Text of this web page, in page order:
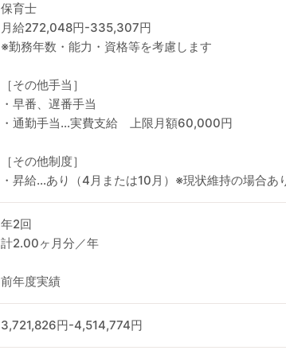
保育士
月給272,048円-335,307円
※勤務年数・能力・資格等を考慮します
［その他手当］
・早番、遅番手当
・通勤手当…実費支給 上限月額60,000円
［その他制度］
・昇給…あり（4月または10月）※現状維持の場合あ
年2回
計2.00ヶ月分／年
前年度実績
3,721,826円-4,514,774円